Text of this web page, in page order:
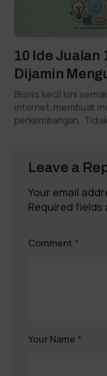
10 Ide Jualan
Dijamin
Bisnis kecil kini
internet, membuat
perkembangan.
Leave a
Your email
Required fields
Comment *
Your Name *